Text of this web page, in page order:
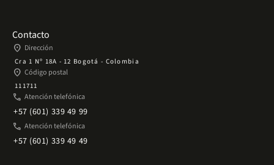
Contacto
place Dirección
Cra 1 Nº 18A - 12 Bogotá - Colombia
place Código postal
111711
phone Atención telefónica
+57 (601) 339 49 99
phone Atención telefónica
+57 (601) 339 49 49